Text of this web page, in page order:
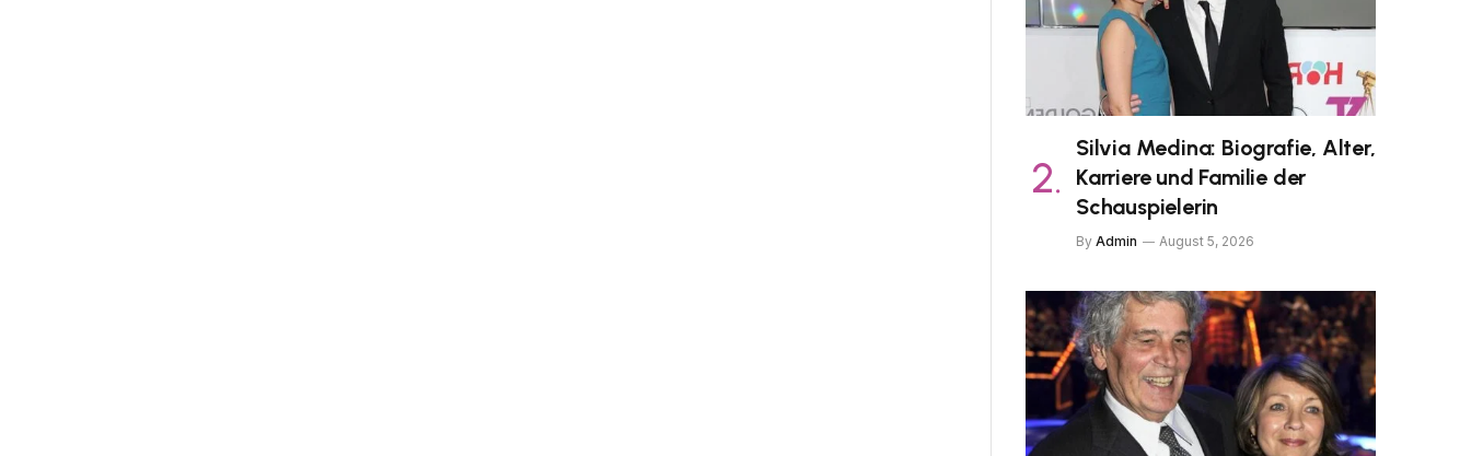
Silvia Medina: Biografie, Alter,
Karriere und Familie der
Schauspielerin
By Admin August 5, 2026